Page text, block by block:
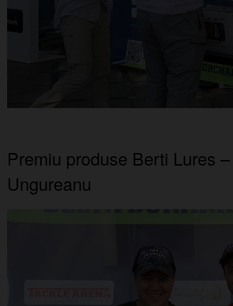
Premiu produse Berti Lures
Ungureanu